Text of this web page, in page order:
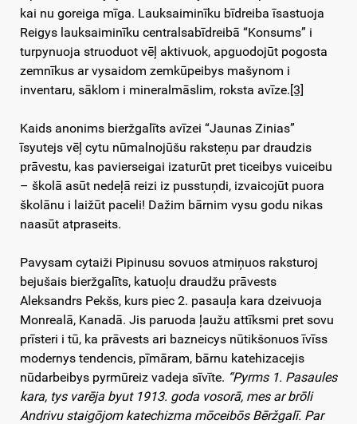
kai nu goreiga mīga. Lauksaiminīku bīdreiba īsastuoja
Reigys lauksaiminīku centralsabīdreibā “Konsums” i
turpynuoja struoduot vēļ aktivuok, apguodojūt pogosta
zemnīkus ar vysaidom zemkūpeibys mašynom i
inventaru, sāklom i mineralmāslim, roksta avīze. [3]
Kaids anonims bieržgalīts avīzei “Jaunas Zinias”
īsyutejs vēļ cytu nūmalnojūšu raksteņu par draudzis
prāvestu, kas pavierseigai izaturūt pret ticeibys vuiceibu
– školā asūt nedeļā reizi iz pusstuņdi, izvaicojūt puora
školānu i laižūt paceli! Dažim bārnim vysu godu nikas
naasūt atpraseits.
Pavysam cytaiži Pipinusu sovuos atmiņuos raksturoj
bejušais bieržgalīts, katuoļu draudžu prāvests
Aleksandrs Pekšs, kurs piec 2. pasauļa kara dzeivuoja
Monrealā, Kanadā. Jis paruoda ļaužu attīksmi pret sovu
prīsteri i tū, ka prāvests ari bazneicys nūtikšonuos īvīss
modernys tendencis, pīmāram, bārnu katehizacejis
nūdarbeibys pyrmūreiz vadeja sīvīte. “Pyrms 1. Pasaules
kara, tys varēja byut 1913. goda vosorā, mes ar brōli
Andrivu staigōjom katechizma mōceibōs Bēržgalī. Par